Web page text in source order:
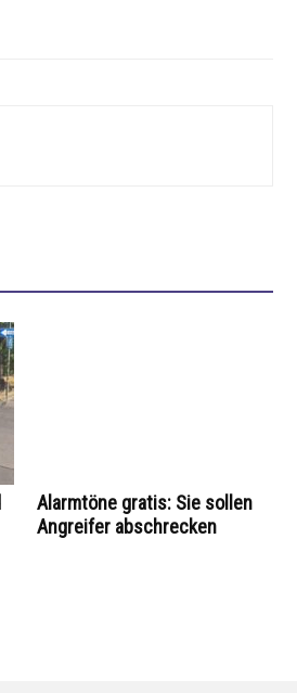
Alarmtöne gratis: Sie sollen
Angreifer abschrecken